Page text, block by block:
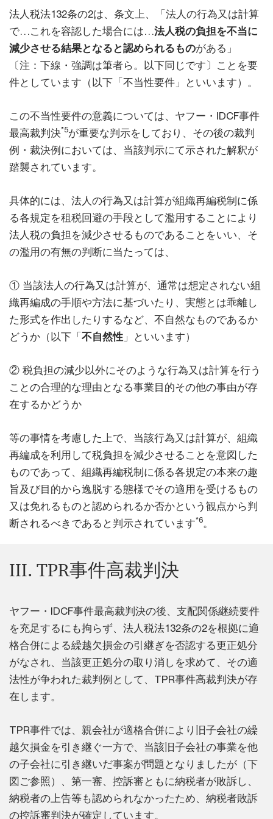
法人税法132条の2は、条文上、「法人の行為又は計算
で…これを容認した場合には…法人税の負担を不当に
減少させる結果となると認められるものがある」
〔注：下線・強調は筆者ら。以下同じです〕ことを要
件としています（以下「不当性要件」といいます）。
この不当性要件の意義については、ヤフー・IDCF事件
最高裁判決*5が重要な判示をしており、その後の裁判
例・裁決例においては、当該判示にて示された解釈が
踏襲されています。
具体的には、法人の行為又は計算が組織再編税制に係
る各規定を租税回避の手段として濫用することにより
法人税の負担を減少させるものであることをいい、そ
の濫用の有無の判断に当たっては、
① 当該法人の行為又は計算が、通常は想定されない組
織再編成の手順や方法に基づいたり、実態とは乖離し
た形式を作出したりするなど、不自然なものであるか
どうか（以下「 不自然性 」といいます）
② 税負担の減少以外にそのような行為又は計算を行う
ことの合理的な理由となる事業目的その他の事由が存
在するかどうか
等の事情を考慮した上で、当該行為又は計算が、組織
再編成を利用して税負担を減少させることを意図した
ものであって、組織再編税制に係る各規定の本来の趣
旨及び目的から逸脱する態様でその適用を受けるもの
又は免れるものと認められるか否かという観点から判
断されるべきであると判示されています*6。
III. TPR事件高裁判決
ヤフー・IDCF事件最高裁判決の後、支配関係継続要件
を充足するにも拘らず、法人税法132条の2を根拠に適
格合併による繰越欠損金の引継ぎを否認する更正処分
がなされ、当該更正処分の取り消しを求めて、その適
法性が争われた裁判例として、TPR事件高裁判決が存
在します。
TPR事件では、親会社が適格合併により旧子会社の繰
越欠損金を引き継ぐ一方で、当該旧子会社の事業を他
の子会社に引き継いだ事案が問題となりましたが（下
図ご参照）、第一審、控訴審ともに納税者が敗訴し、
納税者の上告等も認められなかったため、納税者敗訴
の控訴審判決が確定しています。